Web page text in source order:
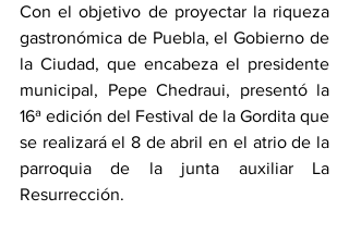
Con el objetivo de proyectar la riqueza
gastronómica de Puebla, el Gobierno de
la Ciudad, que encabeza el presidente
municipal, Pepe Chedraui, presentó la
16ª edición del Festival de la Gordita que
se realizará el 8 de abril en el atrio de la
parroquia de la junta auxiliar La
Resurrección.